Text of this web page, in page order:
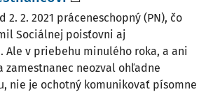
2. 2. 2021 práceneschopný (PN), čo
Sociálnej poisťovni aj
Ale v priebehu minulého roka, a ani
zamestnanec neozval ohľadne
nie je ochotný komunikovať písomne